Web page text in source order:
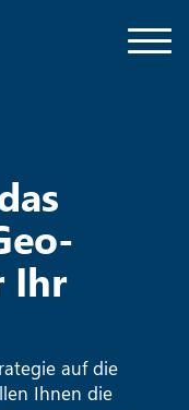
Ihr
auf die
Ihnen die